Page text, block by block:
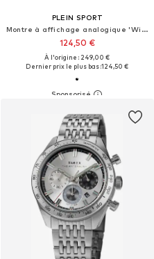
PLEIN SPORT
Montre à affichage analogique 'Wildcat'
124,50 €
À l'origine : 249,00 €
Dernier prix le plus bas :124,50 €